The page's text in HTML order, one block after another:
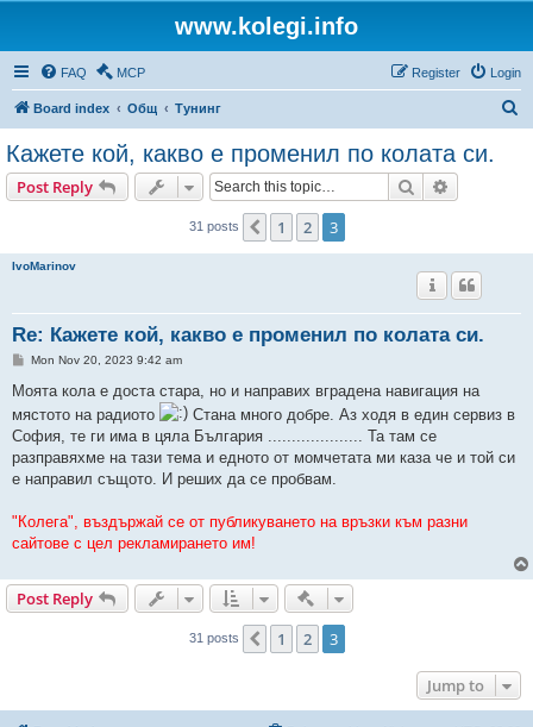
www.kolegi.info
FAQ MCP Login
Register
Board index Общ Тунинг
Кажете кой, какво е променил по колата си.
Post Reply Search
31 posts Previous
1 2 3
IvoMarinov
Re: Кажете кой, какво е променил по колата си.
P
s
Mon Nov 20, 2023 9:42 am
Моята кола е доста стара, но и направих вградена навигация на
мястото на радиото
Стана много добре. Аз ходя в един сервиз в
София, те ги има в цяла България .................... Та там се
разправяхме на тази тема и едното от момчетата ми каза че и той си
е направил същото. И реших да се пробвам.
"Колега", въздържай се от публикуването на връзки към разни
сайтове с цел рекламирането им!
Post Reply Quick-mod tools
31 posts Previous
1 2 3
Jump to